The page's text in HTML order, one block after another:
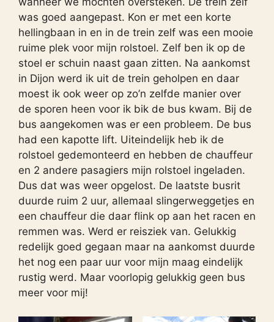
was goed aangepast. Kon er met een korte
hellingbaan in en in de trein zelf was een mooie
ruime plek voor mijn rolstoel. Zelf ben ik op de
stoel er schuin naast gaan zitten. Na aankomst
in Dijon werd ik uit de trein geholpen en daar
moest ik ook weer op zo’n zelfde manier over
de sporen heen voor ik bik de bus kwam. Bij de
bus aangekomen was er een probleem. De bus
had een kapotte lift. Uiteindelijk heb ik de
rolstoel gedemonteerd en hebben de chauffeur
en 2 andere pasagiers mijn rolstoel ingeladen.
Dus dat was weer opgelost. De laatste busrit
duurde ruim 2 uur, allemaal slingerweggetjes en
een chauffeur die daar flink op aan het racen en
remmen was. Werd er reisziek van. Gelukkig
redelijk goed gegaan maar na aankomst duurde
het nog een paar uur voor mijn maag eindelijk
rustig werd. Maar voorlopig gelukkig geen bus
meer voor mij!